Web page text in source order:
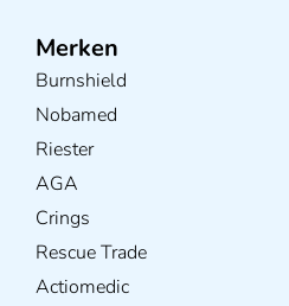
Merken
Burnshield
Nobamed
Riester
AGA
Crings
Rescue Trade
Actiomedic